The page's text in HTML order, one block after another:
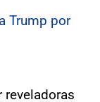
Trump por
reveladoras